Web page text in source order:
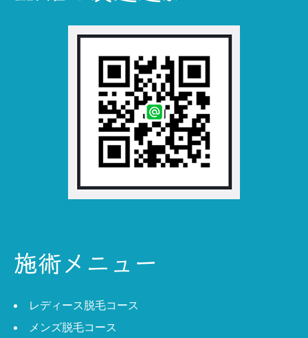
施術メニュー
レディース脱毛コース
メンズ脱毛コース